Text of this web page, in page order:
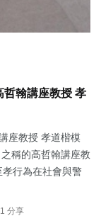
哲翰講座教授 孝
座教授 孝道楷模
稱的高哲翰講座教
行為在社會與警
1 分享